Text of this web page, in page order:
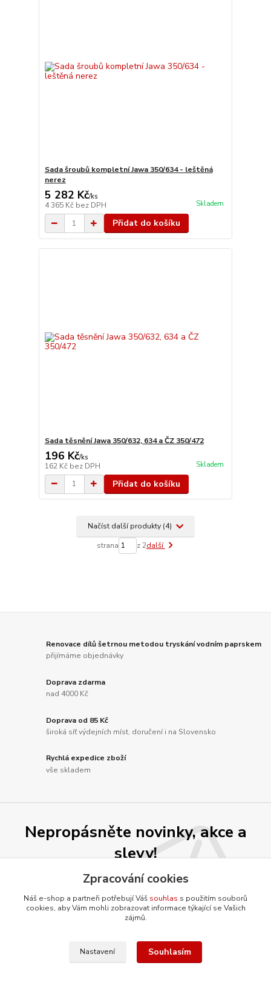
Sada šroubů kompletní Jawa 350/634 - leštěná
nerez
5 282 Kč/ks
4 365 Kč bez DPH Skladem
Přidat do košíku
Sada těsnění Jawa 350/632, 634 a ČZ 350/472
196 Kč/ks
162 Kč bez DPH Skladem
Přidat do košíku
Načíst další produkty (4)
strana z 2další
Renovace dílů šetrnou metodou tryskání vodním paprskem
přijímáme objednávky
Doprava zdarma
nad 4000 Kč
Doprava od 85 Kč
široká síť výdejních míst, doručení i na Slovensko
Rychlá expedice zboží
vše skladem
Nepropásněte novinky, akce a
slevy!
Souhlasím se zpracováním osobních údajů za účelem rozesílky newsletteru.
Zpracování cookies
Náš e-shop a partneři potřebují Váš souhlas s použitím souborů
cookies, aby Vám mohli zobrazovat informace týkající se Vašich
zájmů.
Nastavení Souhlasím